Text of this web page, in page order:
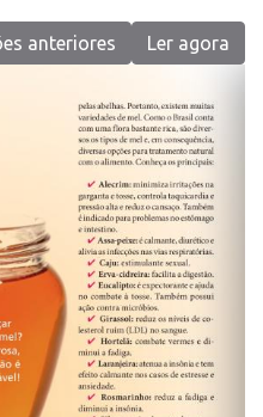
Ler agora
anteriores